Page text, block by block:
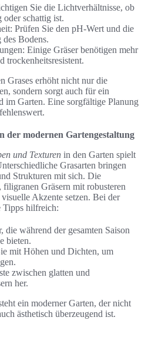
Sie die Lichtverhältnisse, ob
oder schattig ist.
Prüfen Sie den pH-Wert und die
des Bodens.
Einige Gräser benötigen mehr
trockenheitsresistent.
Grases erhöht nicht nur die
sondern sorgt auch für ein
im Garten. Eine sorgfältige Planung
der modernen Gartengestaltung
und Texturen in den Garten spielt
Grasarten bringen
Strukturen mit sich. Die
Gräsern mit robusteren
Akzente setzen. Bei der
Tipps hilfreich:
die während der gesamten Saison
bieten.
mit Höhen und Dichten, um
zwischen glatten und
her.
ein moderner Garten, der nicht
ästhetisch überzeugend ist.